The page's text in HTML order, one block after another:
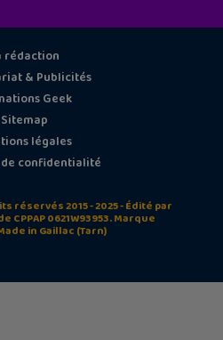
rédaction
& Publicités
Geek
Sitemap
légales
confidentialité
réservés 2015 - 2025 - Édité par
CPPAP 0621W93953. Marque
in Gaillac (Tarn)